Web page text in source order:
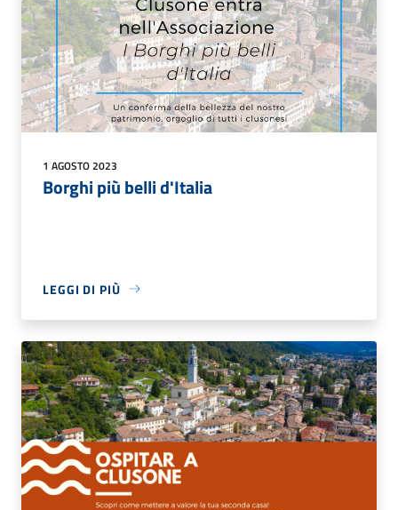
1 AGOSTO 2023
Borghi più belli d'Italia
LEGGI DI PIÙ